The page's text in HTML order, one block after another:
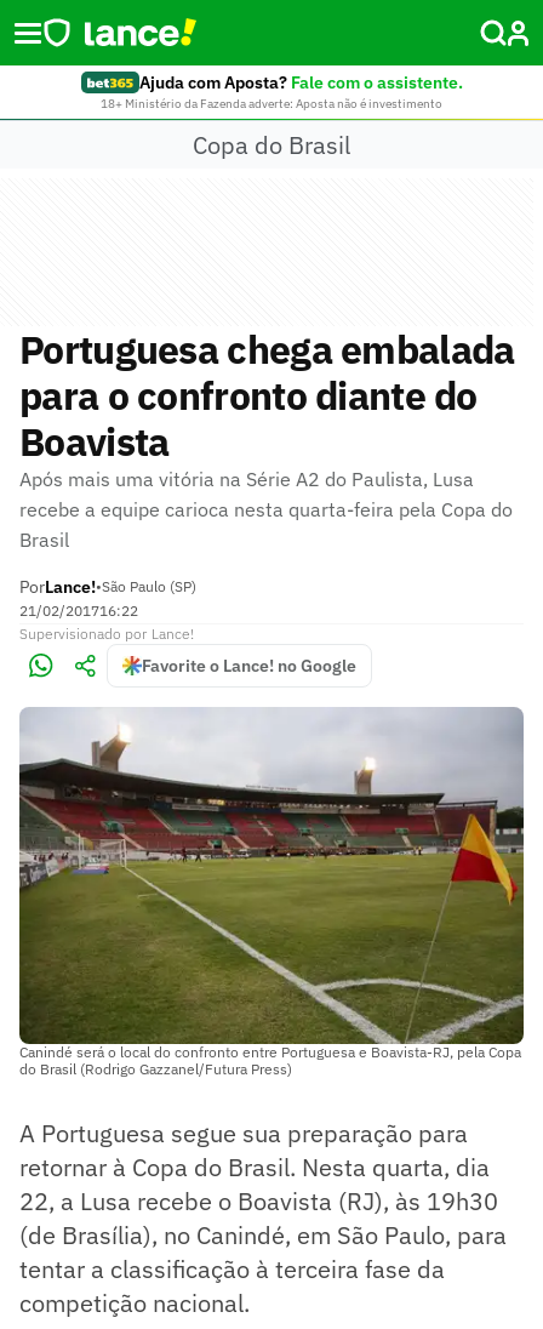
Ajuda com Aposta? Fale com o assistente.
18+ Ministério da Fazenda adverte: Aposta não é investimento
Copa do Brasil
Portuguesa chega embalada
para o confronto diante do
Boavista
Após mais uma vitória na Série A2 do Paulista, Lusa
recebe a equipe carioca nesta quarta-feira pela Copa do
Brasil
PorLance!•São Paulo (SP)
21/02/201716:22
Supervisionado por Lance!
Favorite o Lance! no Google
Canindé será o local do confronto entre Portuguesa e Boavista-RJ, pela Copa
do Brasil (Rodrigo Gazzanel/Futura Press)
A Portuguesa segue sua preparação para
retornar à Copa do Brasil. Nesta quarta, dia
22, a Lusa recebe o Boavista (RJ), às 19h30
(de Brasília), no Canindé, em São Paulo, para
tentar a classificação à terceira fase da
competição nacional.